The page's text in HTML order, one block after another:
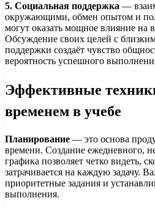
5. Социальная поддержка —
окружающими, обмен опытом и
могут оказать мощное влияние
Обсуждение своих целей с
поддержки создаёт чувство
вероятность успешного
Эффективные
временем в учебе
Планирование — это основа
времени. Создание ежедневного,
графика позволяет четко видеть,
затрачивается на каждую задачу.
приоритетные задания и
выполнения.